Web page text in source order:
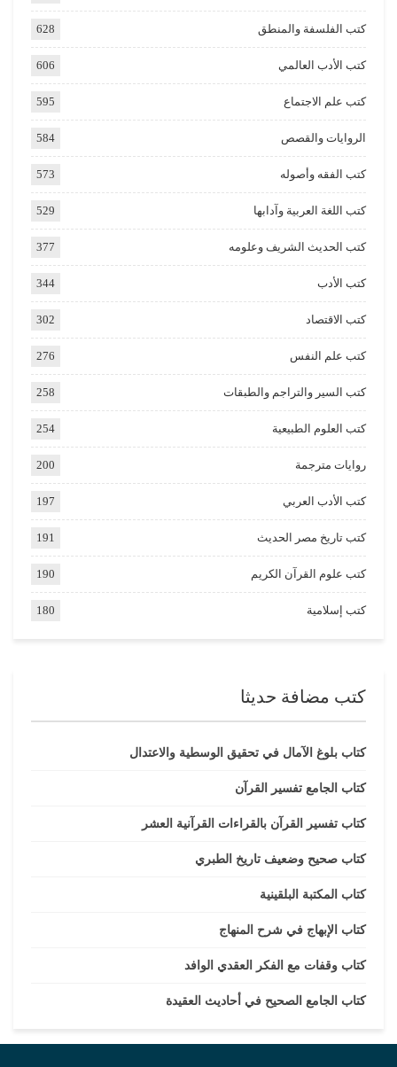
كتب الفلسفة والمنطق 628
كتب الأدب العالمي 606
كتب علم الاجتماع 595
الروايات والقصص 584
كتب الفقه وأصوله 573
كتب اللغة العربية وآدابها 529
كتب الحديث الشريف وعلومه 377
كتب الأدب 344
كتب الاقتصاد 302
كتب علم النفس 276
كتب السير والتراجم والطبقات 258
كتب العلوم الطبيعية 254
روايات مترجمة 200
كتب الأدب العربي 197
كتب تاريخ مصر الحديث 191
كتب علوم القرآن الكريم 190
كتب إسلامية 180
كتب مضافة حديثا
كتاب بلوغ الآمال في تحقيق الوسطية والاعتدال
كتاب الجامع تفسير القرآن
كتاب تفسير القرآن بالقراءات القرآنية العشر
كتاب صحيح وضعيف تاريخ الطبري
كتاب المكتبة البلقينية
كتاب الإبهاج في شرح المنهاج
كتاب وقفات مع الفكر العقدي الوافد
كتاب الجامع الصحيح في أحاديث العقيدة